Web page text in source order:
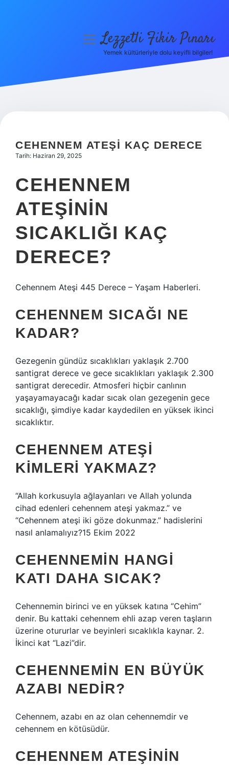
Hakkımızda
menüyüLezzetli Fikir Pınarı
Yemek kültürleriyle dolu keyifli bilgiler!
CEHENNEM ATEŞI KAÇ DERECE
Tarih: Haziran 29, 2025
CEHENNEM
ATEŞININ
SICAKLIĞI KAÇ
DERECE?
Cehennem Ateşi 445 Derece – Yaşam Haberleri.
CEHENNEM SICAĞI NE
KADAR?
Gezegenin gündüz sıcaklıkları yaklaşık 2.700
santigrat derece ve gece sıcaklıkları yaklaşık 2.300
santigrat derecedir. Atmosferi hiçbir canlının
yaşayamayacağı kadar sıcak olan gezegenin gece
sıcaklığı, şimdiye kadar kaydedilen en yüksek ikinci
sıcaklıktır.
CEHENNEM ATEŞI
KIMLERI YAKMAZ?
“Allah korkusuyla ağlayanları ve Allah yolunda
cihad edenleri cehennem ateşi yakmaz.” ve
“Cehennem ateşi iki göze dokunmaz.” hadislerini
nasıl anlamalıyız?15 Ekim 2022
CEHENNEMIN HANGI
KATI DAHA SICAK?
Cehennemin birinci ve en yüksek katına “Cehim”
denir. Bu kattaki cehennem ehli azap veren taşların
üzerine otururlar ve beyinleri sıcaklıkla kaynar. 2.
İkinci kat “Lazi”dir.
CEHENNEMIN EN BÜYÜK
AZABI NEDIR?
Cehennem, azabı en az olan cehennemdir ve
cehennem en kötüsüdür.
CEHENNEM ATEŞININ